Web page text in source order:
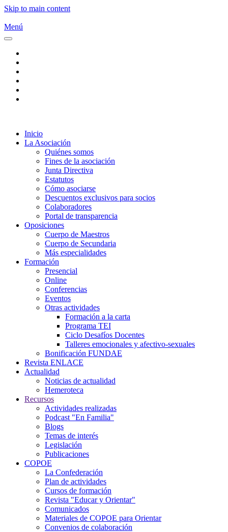
Skip to main content
Menú
Inicio
La Asociación
Quiénes somos
Fines de la asociación
Junta Directiva
Estatutos
Cómo asociarse
Descuentos exclusivos para socios
Colaboradores
Portal de transparencia
Oposiciones
Cuerpo de Maestros
Cuerpo de Secundaria
Más especialidades
Formación
Presencial
Online
Conferencias
Eventos
Otras actividades
Formación a la carta
Programa TEI
Ciclo Desafíos Docentes
Talleres emocionales y afectivo-sexuales
Bonificación FUNDAE
Revista ENLACE
Actualidad
Noticias de actualidad
Hemeroteca
Recursos
Actividades realizadas
Podcast "En Familia"
Blogs
Temas de interés
Legislación
Publicaciones
COPOE
La Confederación
Plan de actividades
Cursos de formación
Revista "Educar y Orientar"
Comunicados
Materiales de COPOE para Orientar
Convenios de colaboración